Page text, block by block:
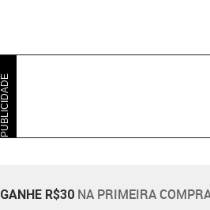
PUBLICIDADE
GANHE R$30 NA PRIMEIRA